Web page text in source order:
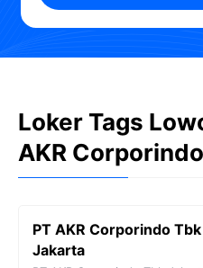
Loker Tags
AKR
PT AKR Corporindo
Jakarta